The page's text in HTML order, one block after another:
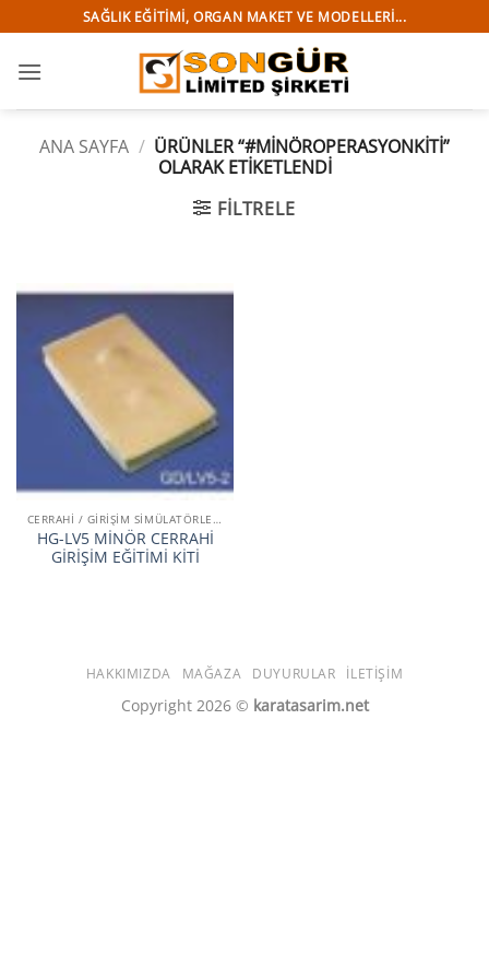
atla
SAĞLIK EĞITIMI, ORGAN MAKET VE MODELLERI...
ANA SAYFA / ÜRÜNLER “#MINÖROPERASYONKITI”
OLARAK ETIKETLENDI
FILTRELE
CERRAHİ / GİRİŞİM SİMÜLATÖRLERİ
HG-LV5 MİNÖR CERRAHİ
GİRİŞİM EĞİTİMİ KİTİ
HAKKIMIZDA MAĞAZA DUYURULAR İLETIŞIM
Copyright 2026 © karatasarim.net